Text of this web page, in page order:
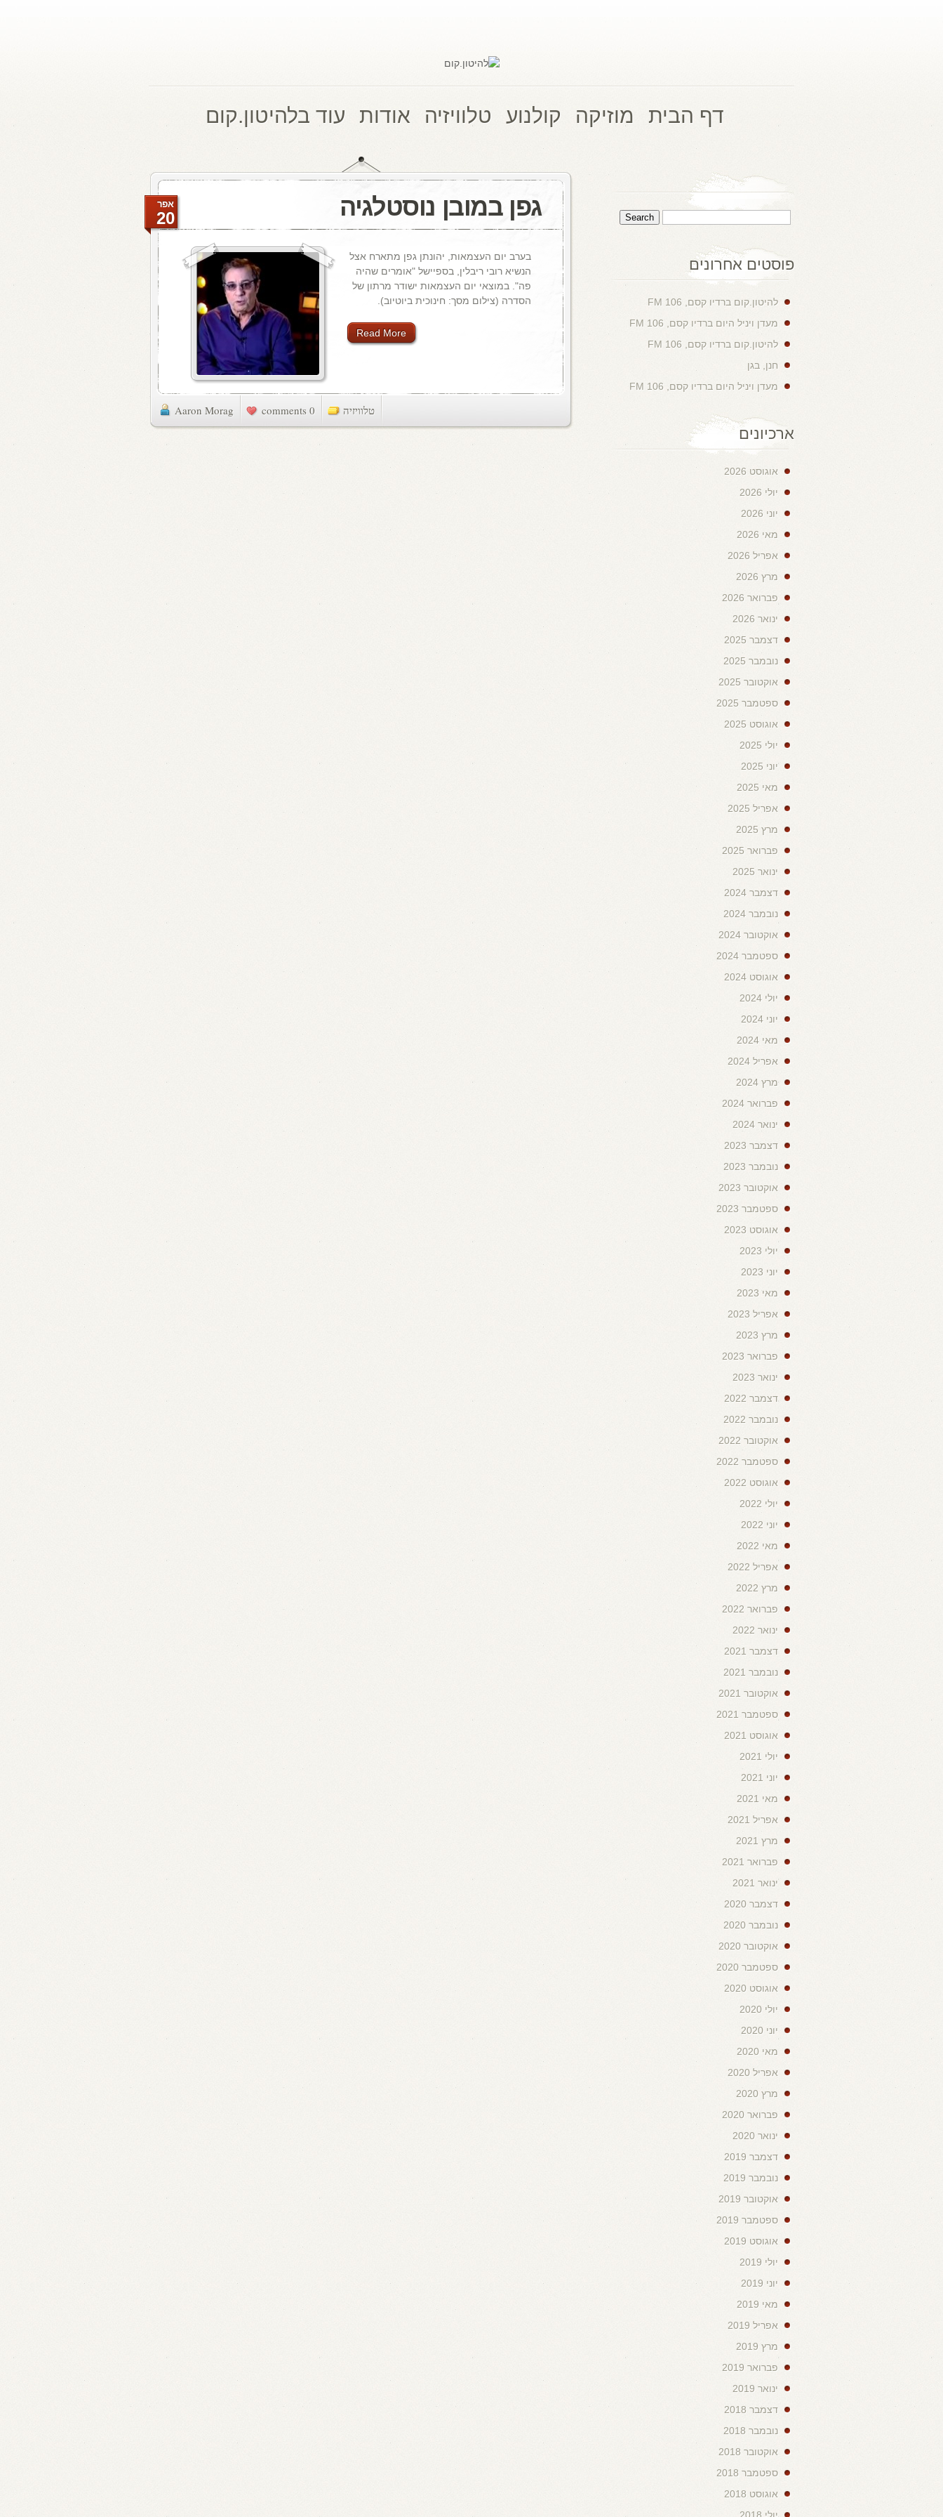
דף הבית מוזיקה קולנוע טלוויזיה אודות עוד בלהיטון.קום
גפן במובן נוסטלגיה אפר
20
בערב יום העצמאות, יהונתן גפן מתארח אצל
הנשיא רובי ריבלין, בספיישל "אומרים שהיה
פה". במוצאי יום העצמאות ישודר מרתון של
הסדרה (צילום מסך: חינוכית ביוטיוב).
Read More
Aaron Morag 0 comments טלוויזיה
פוסטים אחרונים
להיטון.קום ברדיו קסם, 106 FM
מעדן ויניל היום ברדיו קסם, 106 FM
להיטון.קום ברדיו קסם, 106 FM
חנן, בגן
מעדן ויניל היום ברדיו קסם, 106 FM
ארכיונים
אוגוסט 2026
יולי 2026
יוני 2026
מאי 2026
אפריל 2026
מרץ 2026
פברואר 2026
ינואר 2026
דצמבר 2025
נובמבר 2025
אוקטובר 2025
ספטמבר 2025
אוגוסט 2025
יולי 2025
יוני 2025
מאי 2025
אפריל 2025
מרץ 2025
פברואר 2025
ינואר 2025
דצמבר 2024
נובמבר 2024
אוקטובר 2024
ספטמבר 2024
אוגוסט 2024
יולי 2024
יוני 2024
מאי 2024
אפריל 2024
מרץ 2024
פברואר 2024
ינואר 2024
דצמבר 2023
נובמבר 2023
אוקטובר 2023
ספטמבר 2023
אוגוסט 2023
יולי 2023
יוני 2023
מאי 2023
אפריל 2023
מרץ 2023
פברואר 2023
ינואר 2023
דצמבר 2022
נובמבר 2022
אוקטובר 2022
ספטמבר 2022
אוגוסט 2022
יולי 2022
יוני 2022
מאי 2022
אפריל 2022
מרץ 2022
פברואר 2022
ינואר 2022
דצמבר 2021
נובמבר 2021
אוקטובר 2021
ספטמבר 2021
אוגוסט 2021
יולי 2021
יוני 2021
מאי 2021
אפריל 2021
מרץ 2021
פברואר 2021
ינואר 2021
דצמבר 2020
נובמבר 2020
אוקטובר 2020
ספטמבר 2020
אוגוסט 2020
יולי 2020
יוני 2020
מאי 2020
אפריל 2020
מרץ 2020
פברואר 2020
ינואר 2020
דצמבר 2019
נובמבר 2019
אוקטובר 2019
ספטמבר 2019
אוגוסט 2019
יולי 2019
יוני 2019
מאי 2019
אפריל 2019
מרץ 2019
פברואר 2019
ינואר 2019
דצמבר 2018
נובמבר 2018
אוקטובר 2018
ספטמבר 2018
אוגוסט 2018